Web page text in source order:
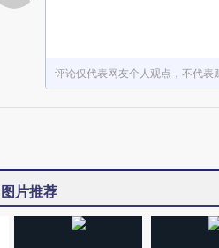
评论仅代表网友个人观点，不代表
图片推荐